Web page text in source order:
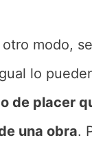
modo,
lo
de placer
una obra.